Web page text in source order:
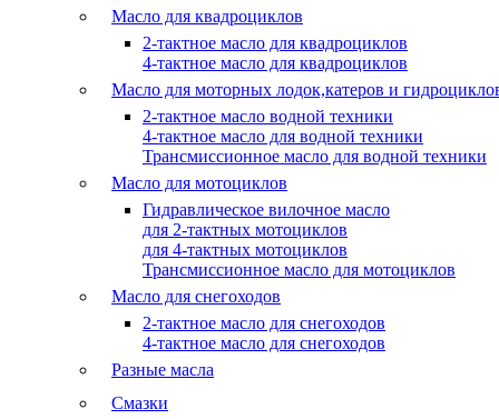
Масло для квадроциклов
2-тактное масло для квадроциклов
4-тактное масло для квадроциклов
Масло для моторных лодок,катеров и
2-тактное масло водной техники
4-тактное масло для водной техники
Трансмиссионное масло для водной техники
Масло для мотоциклов
Гидравлическое вилочное масло
для 2-тактных мотоциклов
для 4-тактных мотоциклов
Трансмиссионное масло для мотоциклов
Масло для снегоходов
2-тактное масло для снегоходов
4-тактное масло для снегоходов
Разные масла
Смазки